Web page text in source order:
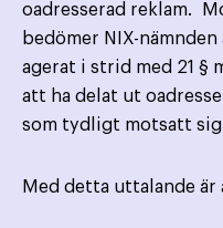
oadresserad reklam.
bedömer NIX-
agerat i strid med 21 §
att ha delat ut
som tydligt motsatt sig
Med detta uttalande är